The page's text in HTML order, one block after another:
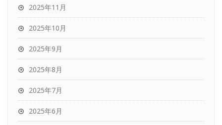
2025年11月
2025年10月
2025年9月
2025年8月
2025年7月
2025年6月